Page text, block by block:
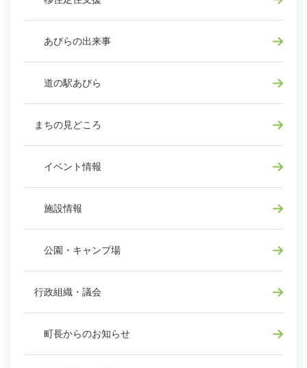
あびらの出来事
道の駅あびら
まちの見どころ
イベント情報
施設情報
公園・キャンプ場
行政組織・議会
町長からのお知らせ